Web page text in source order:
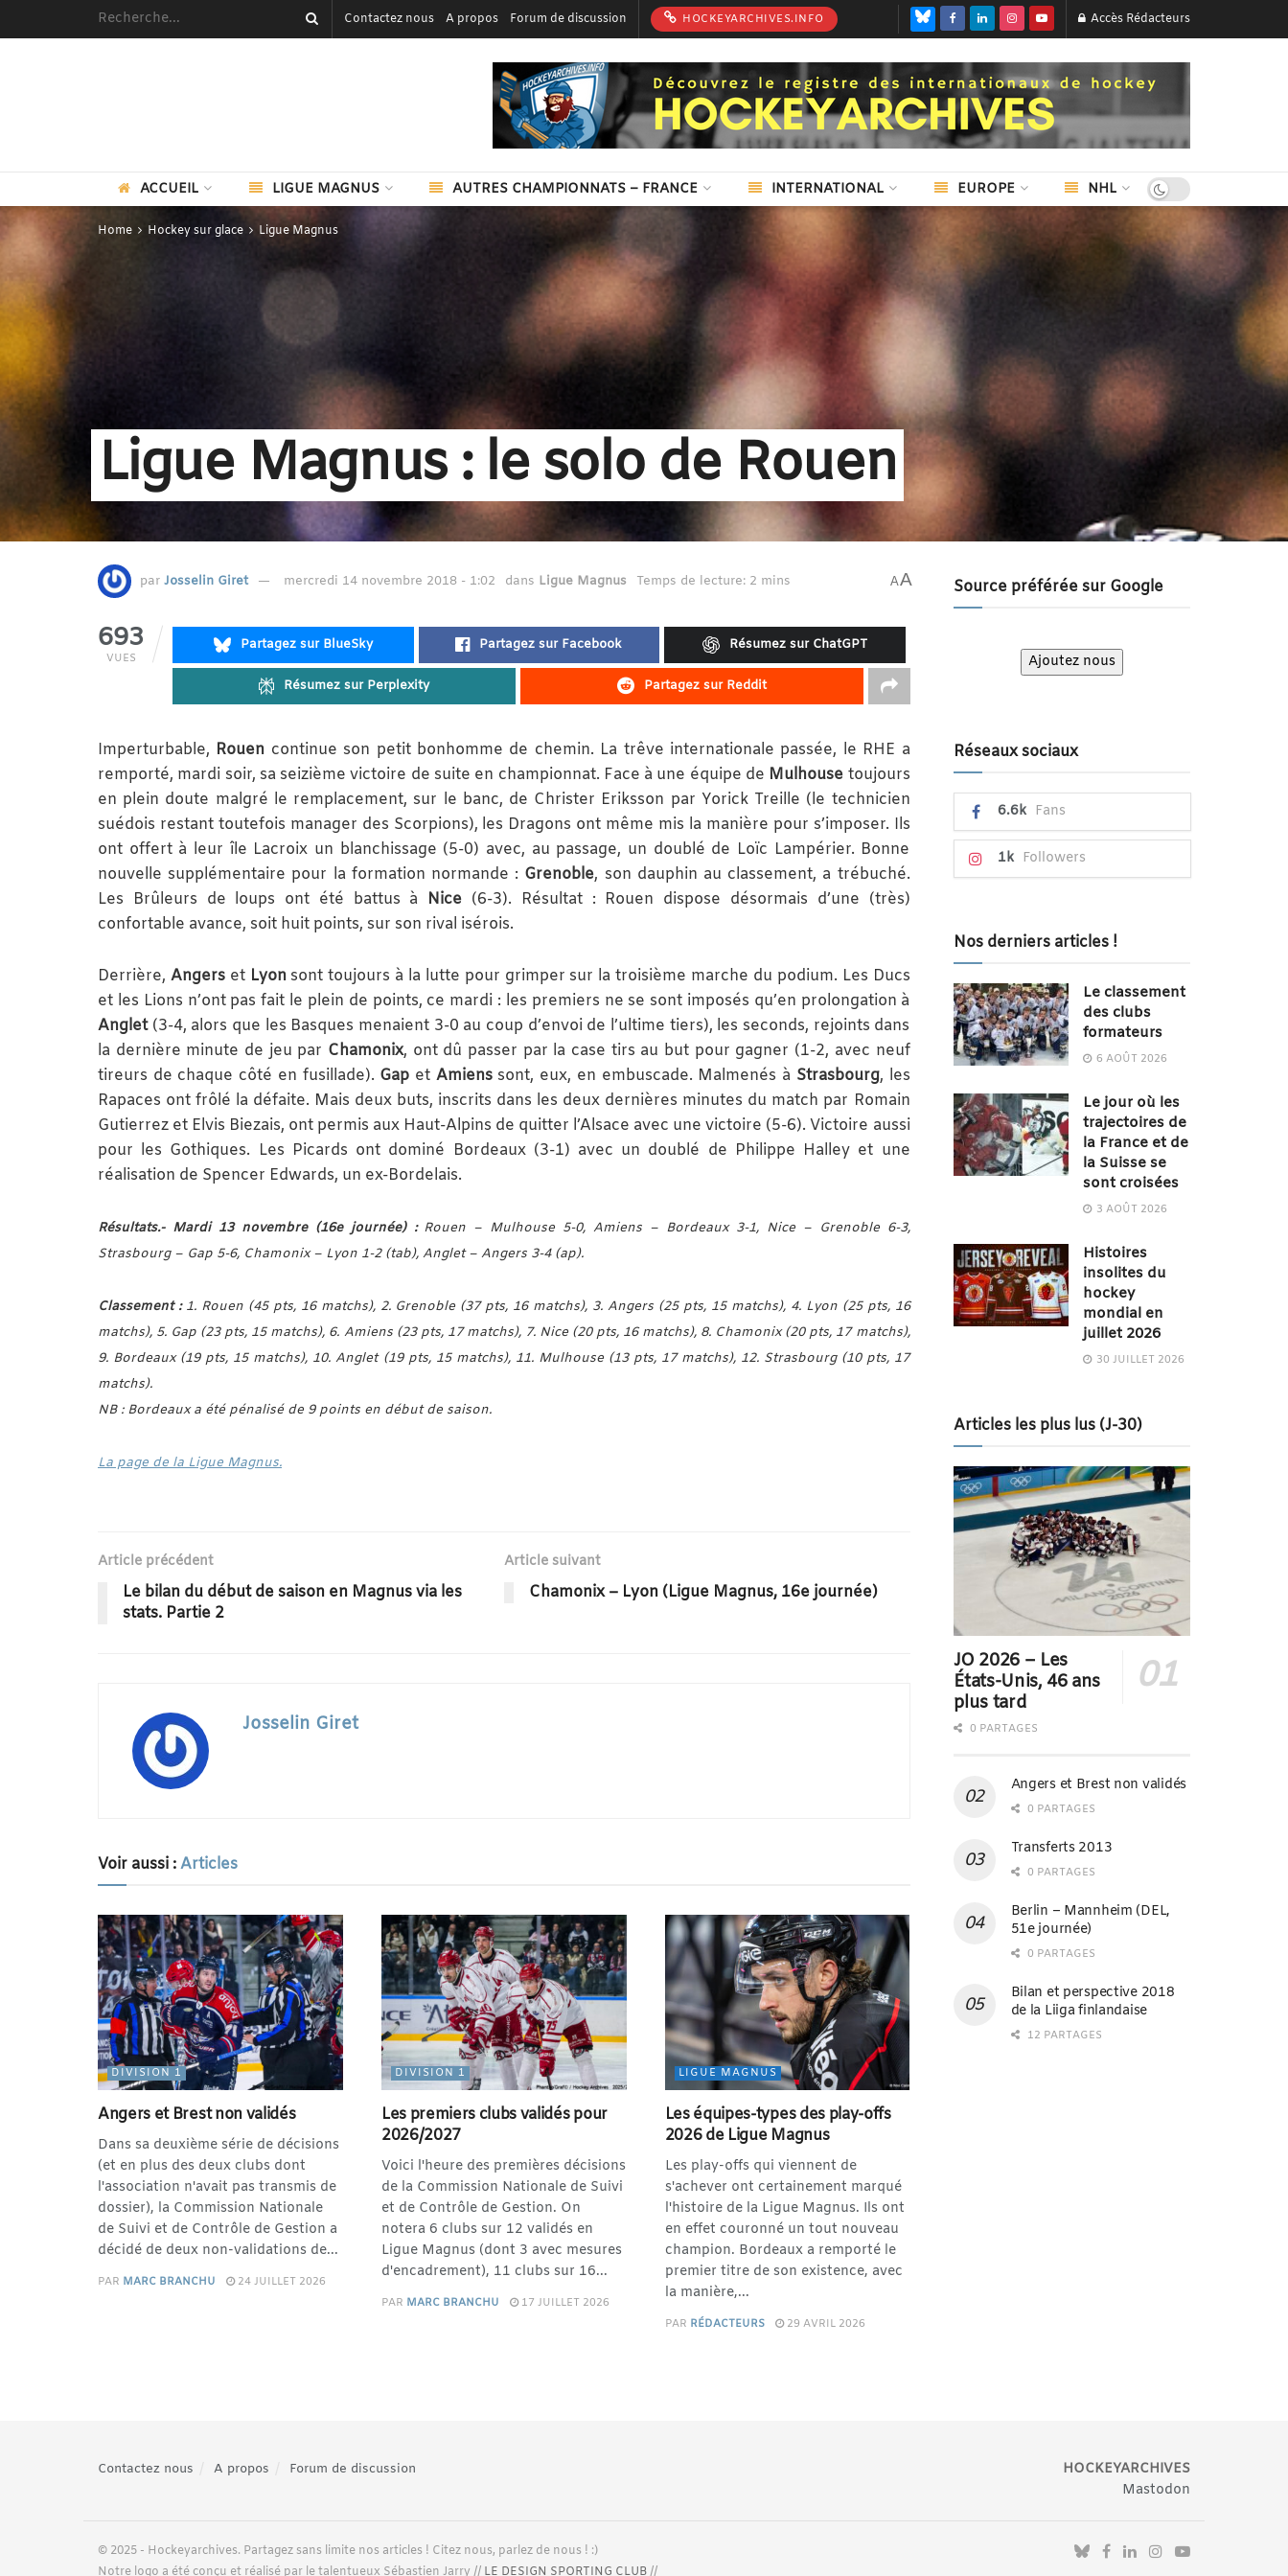
Contactez nous A propos Forum de discussion HOCKEYARCHIVES.INFO Accès Rédacteurs
ACCUEIL LIGUE MAGNUS AUTRES CHAMPIONNATS – FRANCE INTERNATIONAL EUROPE NHL
Home Hockey sur glace Ligue Magnus
Ligue Magnus : le solo de Rouen
par Josselin Giret mercredi 14 novembre 2018 - 1:02 dans Ligue Magnus Temps de lecture: 2 mins AA
693
VUES
Partagez sur BlueSky Partagez sur Facebook Résumez sur ChatGPT
Résumez sur Perplexity Partagez sur Reddit
Imperturbable, Rouen continue son petit bonhomme de chemin. La trêve internationale passée, le RHE a
remporté, mardi soir, sa seizième victoire de suite en championnat. Face à une équipe de Mulhouse toujours
en plein doute malgré le remplacement, sur le banc, de Christer Eriksson par Yorick Treille (le technicien
suédois restant toutefois manager des Scorpions), les Dragons ont même mis la manière pour s’imposer. Ils
ont offert à leur île Lacroix un blanchissage (5-0) avec, au passage, un doublé de Loïc Lampérier. Bonne
nouvelle supplémentaire pour la formation normande : Grenoble, son dauphin au classement, a trébuché.
Les Brûleurs de loups ont été battus à Nice (6-3). Résultat : Rouen dispose désormais d’une (très)
confortable avance, soit huit points, sur son rival isérois.
Derrière, Angerset Lyonsont toujours à la lutte pour grimper sur la troisième marche du podium. Les Ducs
et les Lions n’ont pas fait le plein de points, ce mardi : les premiers ne se sont imposés qu’en prolongation à
Anglet(3-4, alors que les Basques menaient 3-0 au coup d’envoi de l’ultime tiers), les seconds, rejoints dans
la dernière minute de jeu par Chamonix, ont dû passer par la case tirs au but pour gagner (1-2, avec neuf
tireurs de chaque côté en fusillade). Gap et Amienssont, eux, en embuscade. Malmenés à Strasbourg, les
Rapaces ont frôlé la défaite. Mais deux buts, inscrits dans les deux dernières minutes du match par Romain
Gutierrez et Elvis Biezais, ont permis aux Haut-Alpins de quitter l’Alsace avec une victoire (5-6). Victoire aussi
pour les Gothiques. Les Picards ont dominé Bordeaux (3-1) avec un doublé de Philippe Halley et une
réalisation de Spencer Edwards, un ex-Bordelais.
Résultats.- Mardi 13 novembre (16e journée) :Rouen – Mulhouse 5-0, Amiens – Bordeaux 3-1, Nice – Grenoble 6-3,
Strasbourg – Gap 5-6, Chamonix – Lyon 1-2 (tab), Anglet – Angers 3-4 (ap).
Classement :1. Rouen (45 pts, 16 matchs), 2. Grenoble (37 pts, 16 matchs), 3. Angers (25 pts, 15 matchs), 4. Lyon (25 pts, 16
matchs), 5. Gap (23 pts, 15 matchs), 6. Amiens (23 pts, 17 matchs), 7. Nice (20 pts, 16 matchs), 8. Chamonix (20 pts, 17 matchs),
9. Bordeaux (19 pts, 15 matchs), 10. Anglet (19 pts, 15 matchs), 11. Mulhouse (13 pts, 17 matchs), 12. Strasbourg (10 pts, 17
matchs).
NB : Bordeaux a été pénalisé de 9 points en début de saison.
La page de la Ligue Magnus.
Article précédent
Le bilan du début de saison en Magnus via les
stats. Partie 2
Article suivant
Chamonix – Lyon (Ligue Magnus, 16e journée)
Josselin Giret
Voir aussi :Articles
DIVISION 1
Angers et Brest non validés
Dans sa deuxième série de décisions
(et en plus des deux clubs dont
l'association n'avait pas transmis de
dossier), la Commission Nationale
de Suivi et de Contrôle de Gestion a
décidé de deux non-validations de...
PAR MARC BRANCHU 24 JUILLET 2026
DIVISION 1
Les premiers clubs validés pour
2026/2027
Voici l'heure des premières décisions
de la Commission Nationale de Suivi
et de Contrôle de Gestion. On
notera 6 clubs sur 12 validés en
Ligue Magnus (dont 3 avec mesures
d'encadrement), 11 clubs sur 16...
PAR MARC BRANCHU 17 JUILLET 2026
LIGUE MAGNUS
Les équipes-types des play-offs
2026 de Ligue Magnus
Les play-offs qui viennent de
s'achever ont certainement marqué
l'histoire de la Ligue Magnus. Ils ont
en effet couronné un tout nouveau
champion. Bordeaux a remporté le
premier titre de son existence, avec
la manière,...
PAR RÉDACTEURS 29 AVRIL 2026
Source préférée sur Google
Ajoutez nous
Réseaux sociaux
6.6k Fans
1k Followers
Nos derniers articles !
Le classement
des clubs
formateurs
6 AOÛT 2026
Le jour où les
trajectoires de
la France et de
la Suisse se
sont croisées
3 AOÛT 2026
Histoires
insolites du
hockey
mondial en
juillet 2026
30 JUILLET 2026
Articles les plus lus (J-30)
JO 2026 – Les
États-Unis, 46 ans
plus tard
0 PARTAGES
Angers et Brest non validés
0 PARTAGES
Transferts 2013
0 PARTAGES
Berlin – Mannheim (DEL,
51e journée)
0 PARTAGES
Bilan et perspective 2018
de la Liiga finlandaise
12 PARTAGES
Contactez nous A propos Forum de discussion
HOCKEYARCHIVES
Mastodon
© 2025 - Hockeyarchives. Partagez sans limite nos articles ! Citez nous, parlez de nous ! :)
Notre logo a été conçu et réalisé par le talentueux Sébastien Jarry // LE DESIGN SPORTING CLUB//